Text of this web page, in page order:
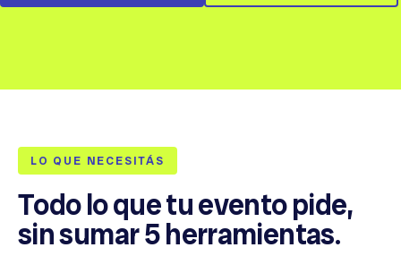
LO QUE NECESITÁS
Todo lo que tu evento pide,
sin sumar 5 herramientas.